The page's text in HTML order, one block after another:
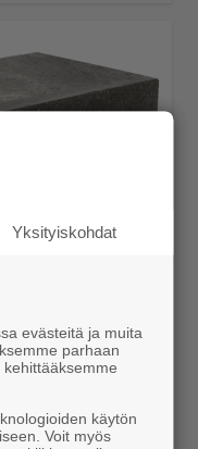
profiloitu musta
Yksityiskohdat
evästeitä ja muita
parhaan
käytön
Voit myös